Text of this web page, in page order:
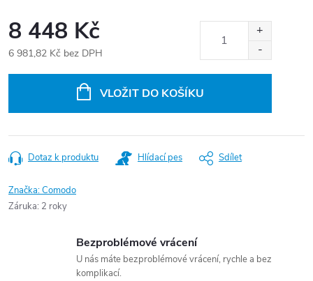
8 448 Kč
6 981,82 Kč bez DPH
VLOŽIT DO KOŠÍKU
Dotaz k produktu Hlídací pes Sdílet
Značka:Comodo
Záruka: 2 roky
Bezproblémové vrácení
U nás máte bezproblémové vrácení, rychle a bez
komplikací.